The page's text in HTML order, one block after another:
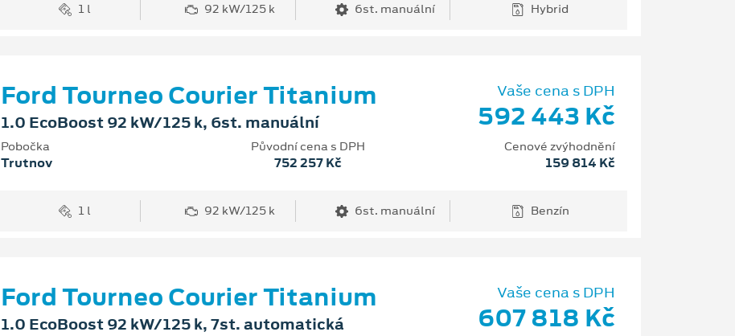
1 l 92 kW/125 k 6st. manuální Hybrid
Ford Tourneo Courier Titanium
1.0 EcoBoost 92 kW/125 k, 6st. manuální
Vaše cena s DPH
592 443 Kč
Pobočka
Trutnov
Původní cena s DPH
752 257 Kč
Cenové zvýhodnění
159 814 Kč
1 l 92 kW/125 k 6st. manuální Benzín
Ford Tourneo Courier Titanium
1.0 EcoBoost 92 kW/125 k, 7st. automatická
Vaše cena s DPH
607 818 Kč